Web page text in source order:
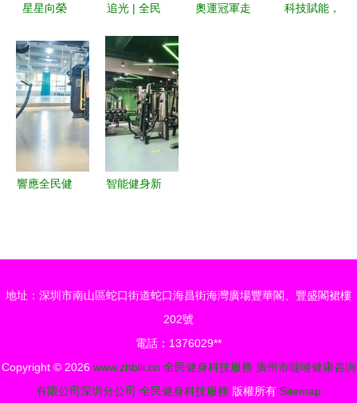
星星向榮
大型公益倡
導活動引領
全民健身科
技服務新風
尚
追光 | 全民
范” 智慧賦
能，健康同
行
奧運冠軍走
科技賦能，
響應全民健
智能健身新
民健康新風
地址：深圳市南山區蛇口街道蛇口海昌街海灣廣場豐華閣、豐盛閣裙樓
202號
電話：1376029**
Copyright © 2026 www.zhbili.cn 全民健身科技服務 廣州市噠噠健康咨詢
有限公司深圳分公司 全民健身科技服務 版權所有 Sitemap